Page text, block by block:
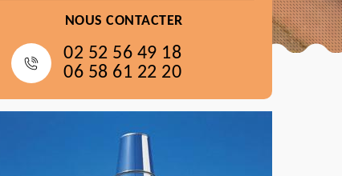
NOUS CONTACTER
02 52 56 49 18
06 58 61 22 20